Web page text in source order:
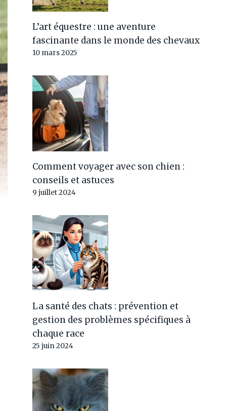
L’art équestre : une aventure
fascinante dans le monde des chevaux
10 mars 2025
Comment voyager avec son chien :
conseils et astuces
9 juillet 2024
La santé des chats : prévention et
gestion des problèmes spécifiques à
chaque race
25 juin 2024